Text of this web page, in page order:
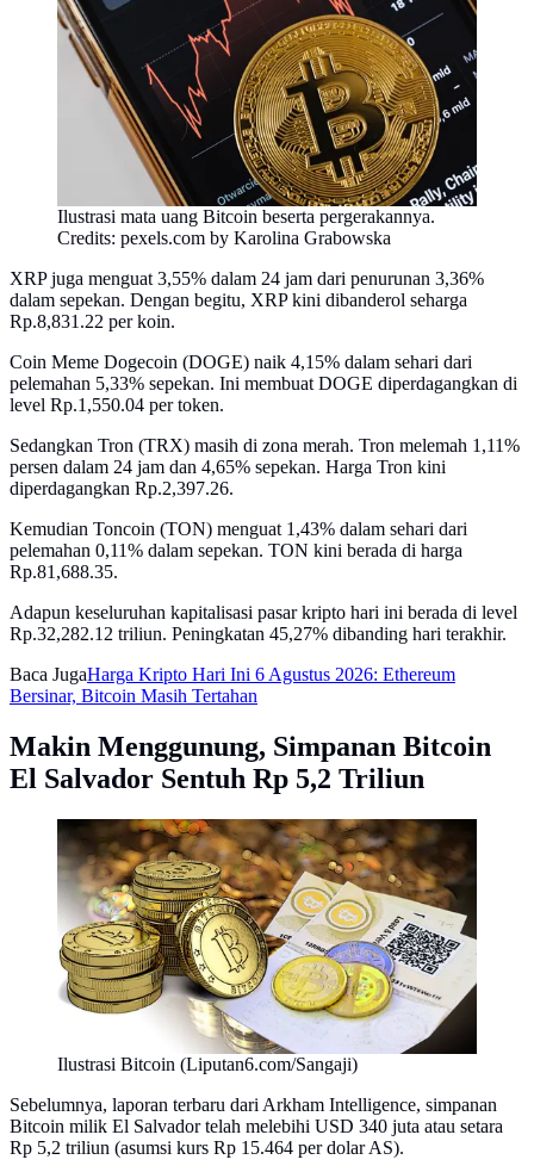
Ilustrasi mata uang Bitcoin beserta pergerakannya.
Credits: pexels.com by Karolina Grabowska
XRP juga menguat 3,55% dalam 24 jam dari penurunan 3,36%
dalam sepekan. Dengan begitu, XRP kini dibanderol seharga
Rp.8,831.22 per koin.
Coin Meme Dogecoin (DOGE) naik 4,15% dalam sehari dari
pelemahan 5,33% sepekan. Ini membuat DOGE diperdagangkan di
level Rp.1,550.04 per token.
Sedangkan Tron (TRX) masih di zona merah. Tron melemah 1,11%
persen dalam 24 jam dan 4,65% sepekan. Harga Tron kini
diperdagangkan Rp.2,397.26.
Kemudian Toncoin (TON) menguat 1,43% dalam sehari dari
pelemahan 0,11% dalam sepekan. TON kini berada di harga
Rp.81,688.35.
Adapun keseluruhan kapitalisasi pasar kripto hari ini berada di level
Rp.32,282.12 triliun. Peningkatan 45,27% dibanding hari terakhir.
Baca JugaHarga Kripto Hari Ini 6 Agustus 2026: Ethereum
Bersinar, Bitcoin Masih Tertahan
Makin Menggunung, Simpanan Bitcoin
El Salvador Sentuh Rp 5,2 Triliun
Ilustrasi Bitcoin (Liputan6.com/Sangaji)
Sebelumnya, laporan terbaru dari Arkham Intelligence, simpanan
Bitcoin milik El Salvador telah melebihi USD 340 juta atau setara
Rp 5,2 triliun (asumsi kurs Rp 15.464 per dolar AS).